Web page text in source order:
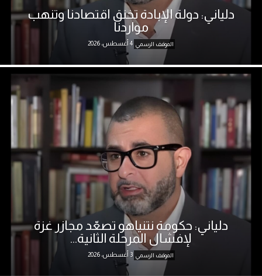
دلياني: دولة الإبادة تخنق اقتصادنا وتنهب
مواردنا
الموقف الرسمي 4 أغسطس، 2026
دلياني: حكومة نتنياهو تصعّد مجازر غزة
لإفشال المرحلة الثانية...
الموقف الرسمي 3 أغسطس، 2026